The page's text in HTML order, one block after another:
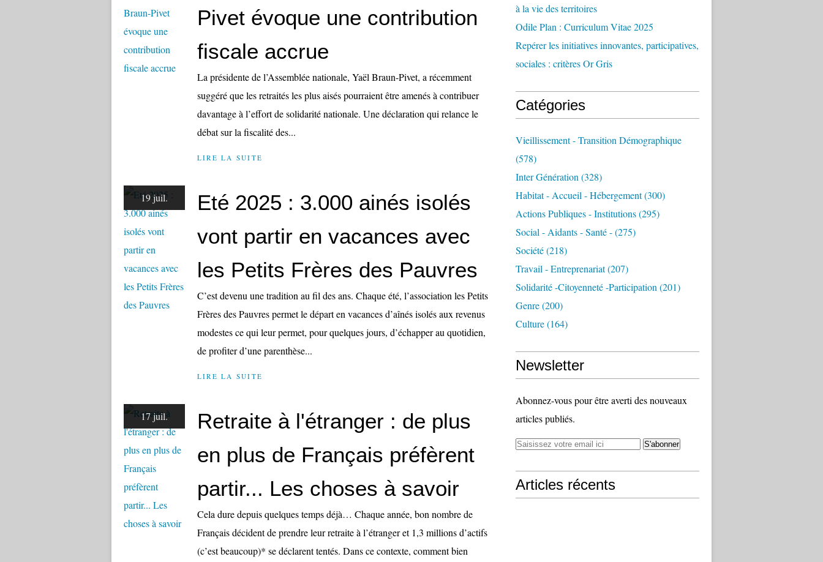
Pivet évoque une contribution
fiscale accrue
La présidente de l’Assemblée nationale, Yaël Braun-Pivet, a récemment
suggéré que les retraités les plus aisés pourraient être amenés à contribuer
davantage à l’effort de solidarité nationale. Une déclaration qui relance le
débat sur la fiscalité des...
LIRE LA SUITE
19 juil.
Eté 2025 : 3.000 ainés isolés
vont partir en vacances avec
les Petits Frères des Pauvres
C’est devenu une tradition au fil des ans. Chaque été, l’association les Petits
Frères des Pauvres permet le départ en vacances d’aînés isolés aux revenus
modestes ce qui leur permet, pour quelques jours, d’échapper au quotidien,
de profiter d’une parenthèse...
LIRE LA SUITE
17 juil.
Retraite à l'étranger : de plus
en plus de Français préfèrent
partir... Les choses à savoir
Cela dure depuis quelques temps déjà… Chaque année, bon nombre de
Français décident de prendre leur retraite à l’étranger et 1,3 millions d’actifs
(c’est beaucoup)* se déclarent tentés. Dans ce contexte, comment bien
à la vie des territoires
Odile Plan : Curriculum Vitae 2025
Repérer les initiatives innovantes, participatives,
sociales : critères Or Gris
Catégories
Vieillissement - Transition Démographique
(578)
Inter Génération (328)
Habitat - Accueil - Hébergement(300)
Actions Publiques - Institutions(295)
Social - Aidants - Santé -(275)
Société(218)
Travail - Entreprenariat(207)
Solidarité -citoyenneté -participation (201)
Genre(200)
Culture(164)
Newsletter
Abonnez-vous pour être averti des nouveaux
articles publiés.
Articles récents